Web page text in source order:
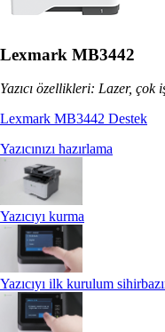
Lexmark MB3442
Yazıcı özellikleri: Lazer, çok
Lexmark MB3442 Destek
Yazıcınızı hazırlama
Yazıcıyı kurma
Yazıcıyı ilk kurulum